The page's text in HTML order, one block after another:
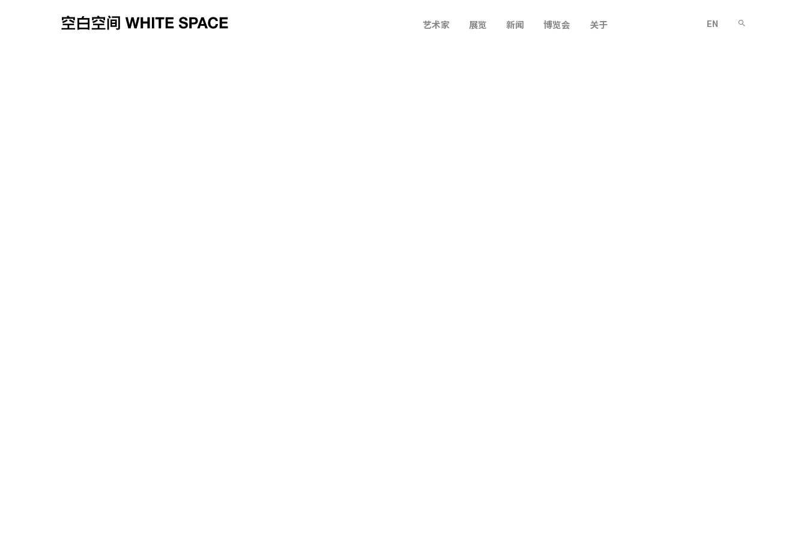
艺术家 展览 新闻 博览会 关于 EN